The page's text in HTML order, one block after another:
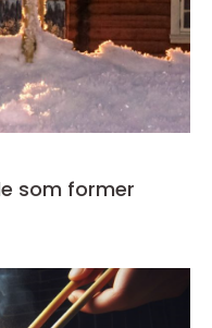
som former